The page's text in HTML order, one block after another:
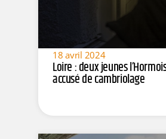
18 avril 2024
Loire : deux jeunes
accusé de cambriolage